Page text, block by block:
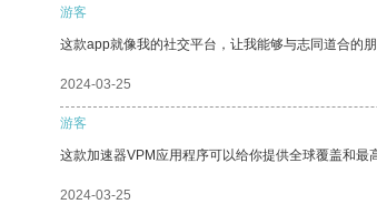
游客
这款app就像我的社交平台，让我能够与志同道合的朋
2024-03-25
游客
这款加速器VPM应用程序可以给你提供全球覆盖和最
2024-03-25